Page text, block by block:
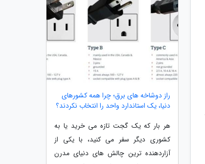
راز دوشاخه های برق؛ چرا همه کشورهای
دنیا، یک استاندارد واحد را انتخاب نکردند؟
هر بار که یک گجت تازه می خرید یا به
کشوری دیگر سفر می کنید، با یکی از
آزاردهنده ترین چالش های دنیای مدرن